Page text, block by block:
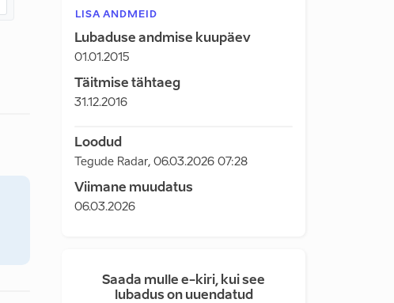
LISA ANDMEID
Lubaduse andmise kuupäev
01.01.2015
Täitmise tähtaeg
31.12.2016
Loodud
Tegude Radar, 06.03.2026 07:28
Viimane muudatus
06.03.2026
Saada mulle e-kiri, kui see
lubadus on uuendatud